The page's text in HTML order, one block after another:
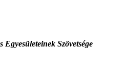
Egyesületeinek Szövetsége